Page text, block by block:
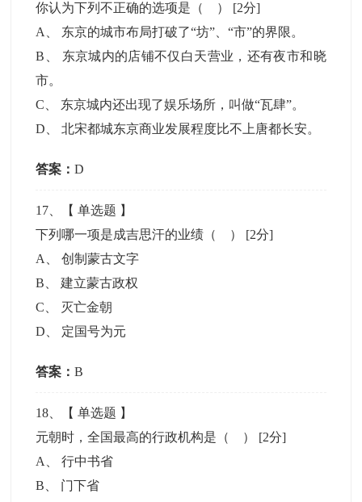
你认为下列不正确的选项是（ ） [2分]
A
东京的城市布局打破了“坊”、“市”的界限。
B
东京城内的店铺不仅白天营业，还有夜市和晓
市。
C
东京城内还出现了娱乐场所，叫做“瓦肆”。
D 、北宋都城东京商业发展程度比不上唐都长安。
答案：D
17 、【单选题 】
下列哪一项是成吉思汗的业绩（ ） [2分]
A
、创制蒙古文字
B 、建立蒙古政权
C
灭亡金朝
D
定国号为元
答案：B
18 、【单选题 】
元朝时，全国最高的行政机构是（ ） [2分]
A
、行中书省
B
门下省